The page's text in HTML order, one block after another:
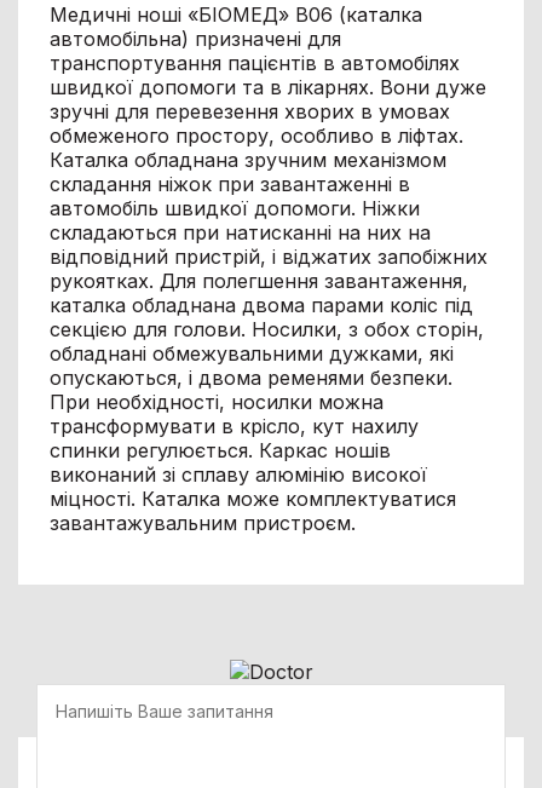
Медичні ноші «БІОМЕД» В06 (каталка
автомобільна) призначені для
транспортування пацієнтів в автомобілях
швидкої допомоги та в лікарнях. Вони дуже
зручні для перевезення хворих в умовах
обмеженого простору, особливо в ліфтах.
Каталка обладнана зручним механізмом
складання ніжок при завантаженні в
автомобіль швидкої допомоги. Ніжки
складаються при натисканні на них на
відповідний пристрій, і віджатих запобіжних
рукоятках. Для полегшення завантаження,
каталка обладнана двома парами коліс під
секцією для голови. Носилки, з обох сторін,
обладнані обмежувальними дужками, які
опускаються, і двома ременями безпеки.
При необхідності, носилки можна
трансформувати в крісло, кут нахилу
спинки регулюється. Каркас ношів
виконаний зі сплаву алюмінію високої
міцності. Каталка може комплектуватися
завантажувальним пристроєм.